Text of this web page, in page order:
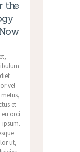
the
vel
et
eu orci
ipsum.
ut,